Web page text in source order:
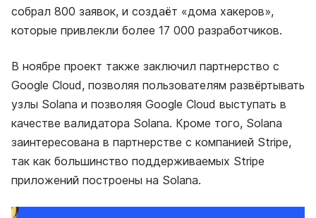
собрал 800 заявок, и создаёт «дома хакеров»,
которые привлекли более 17 000 разработчиков.
В ноябре проект также заключил партнерство с
Google Cloud, позволяя пользователям развёртывать
узлы Solana и позволяя Google Cloud выступать в
качестве валидатора Solana. Кроме того, Solana
заинтересована в партнерстве с компанией Stripe,
так как большинство поддерживаемых Stripe
приложений построены на Solana.